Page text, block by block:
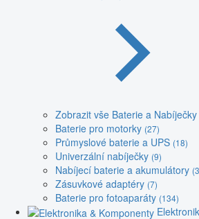
Zobrazit vše Baterie a Nabíječky
Baterie pro motorky (27)
Průmyslové baterie a UPS (18)
Univerzální nabíječky (9)
Nabíjecí baterie a akumulátory
Zásuvkové adaptéry (7)
Baterie pro fotoaparáty (134)